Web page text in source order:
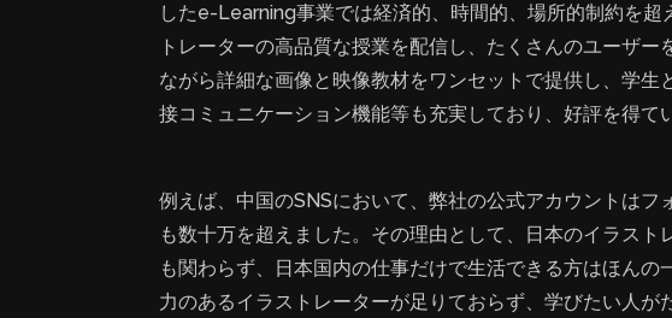
したe-Learning事業では経済的、時間的、場所的制約を超
トレーターの高品質な授業を配信し、たくさんのユーザ
ながら詳細な画像と映像教材をワンセットで提供し、学生
接コミュニケーション機能等も充実しており、好評を得て
例えば、中国のSNSにおいて、弊社の公式アカウントはフ
も数十万を超えました。その理由として、日本のイラス
も関わらず、日本国内の仕事だけで生活できる方はほん
力のあるイラストレーターが足りておらず、学びたい人が